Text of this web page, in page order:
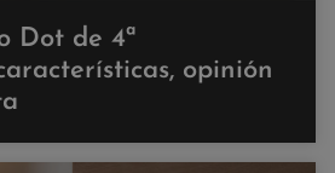
Dot de 4ª
opinión